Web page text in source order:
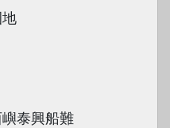
泰興船難